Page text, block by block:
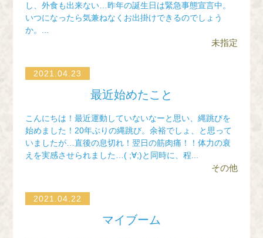
し、外食も出来ない…昨年の誕生日は緊急事態宣言中。
いつになったら気兼ねなくお出掛けできるのでしょう
か。...
未指定
2021.04.23
最近始めたこと
こんにちは！最近運動していないなーと思い、縄跳びを
始めました！20年ぶりの縄跳び。余裕でしょ、と思って
いましたが…直後の息切れ！翌日の筋肉痛！！体力の衰
えを実感させられました…( ;∀;)と同時に、程...
その他
2021.04.22
マイブーム